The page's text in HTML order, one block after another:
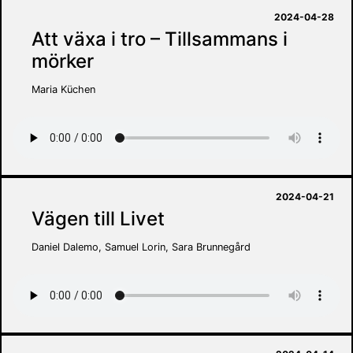
2024-04-28
Att växa i tro – Tillsammans i
mörker
Maria Küchen
2024-04-21
Vägen till Livet
Daniel Dalemo, Samuel Lorin, Sara Brunnegård